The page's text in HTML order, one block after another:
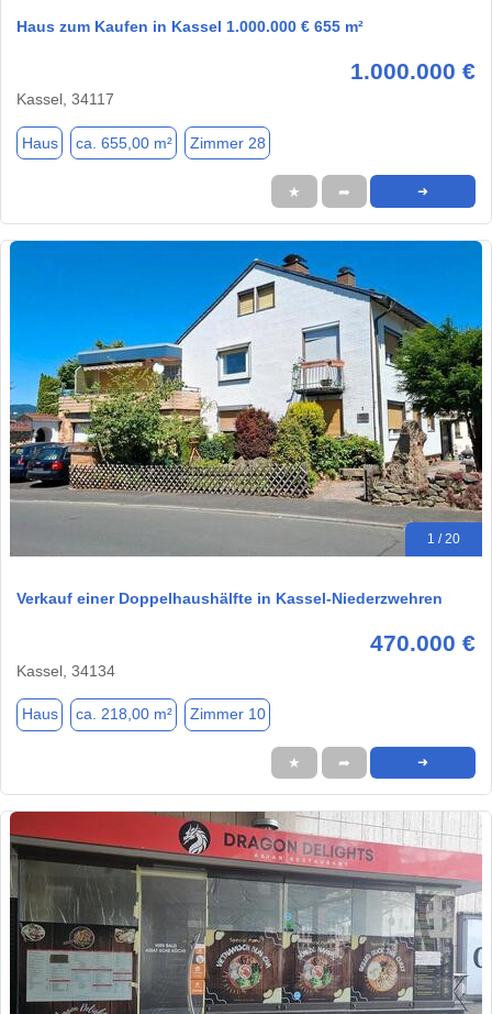
Haus zum Kaufen in Kassel 1.000.000 € 655 m²
1.000.000 €
Kassel, 34117
Haus ca. 655,00 m² Zimmer 28
★ ➦ ➜
1 / 20
Verkauf einer Doppelhaushälfte in Kassel-Niederzwehren
470.000 €
Kassel, 34134
Haus ca. 218,00 m² Zimmer 10
★ ➦ ➜